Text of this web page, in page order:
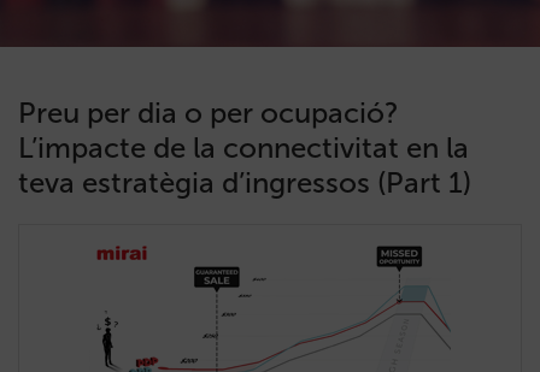
Preu per dia o per ocupació?
L’impacte de la connectivitat en la
teva estratègia d’ingressos (Part 1)